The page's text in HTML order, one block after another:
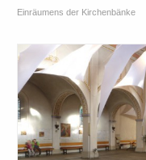
Einräumens der Kirchenbänke